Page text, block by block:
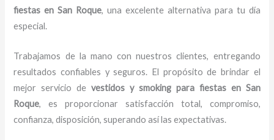
fiestas en San Roque, una excelente alternativa para tu día
especial.
Trabajamos de la mano con nuestros clientes, entregando
resultados confiables y seguros. El propósito de brindar el
mejor servicio devestidos y smoking para fiestas en San
Roque, es proporcionar satisfacción total, compromiso,
confianza, disposición, superando así las expectativas.